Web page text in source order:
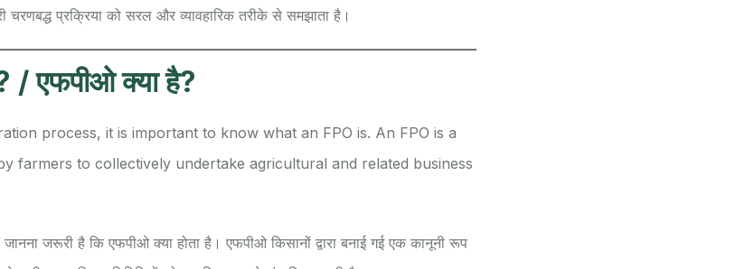
प्रक्रिया को सरल और व्यावहारिक तरीके से समझाता है।
एफपीओ क्या है?
process, it is important to know what an FPO is. An FPO is a
farmers to collectively undertake agricultural and related business
जरूरी है कि एफपीओ क्या होता है। एफपीओ किसानों द्वारा बनाई गई एक कानूनी रूप